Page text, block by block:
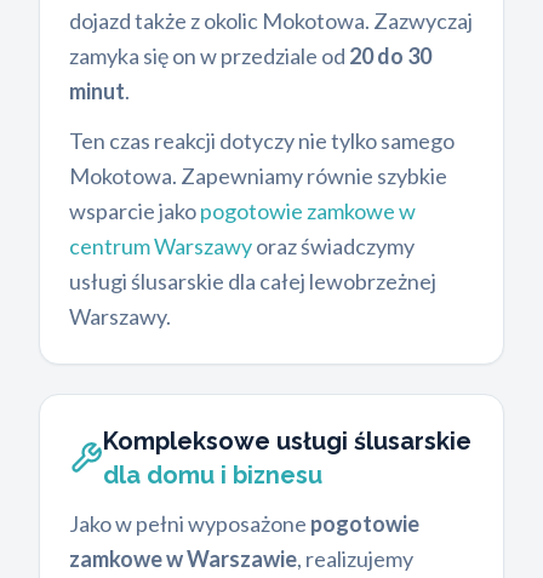
dojazd także z okolic Mokotowa. Zazwyczaj
zamyka się on w przedziale od 20 do 30
minut.
Ten czas reakcji dotyczy nie tylko samego
Mokotowa. Zapewniamy równie szybkie
wsparcie jakopogotowie zamkowe w
centrum Warszawyoraz świadczymy
usługi ślusarskie dla całej lewobrzeżnej
Warszawy.
Kompleksowe usługi ślusarskie
dla domu i biznesu
Jako w pełni wyposażone pogotowie
zamkowe w Warszawie, realizujemy